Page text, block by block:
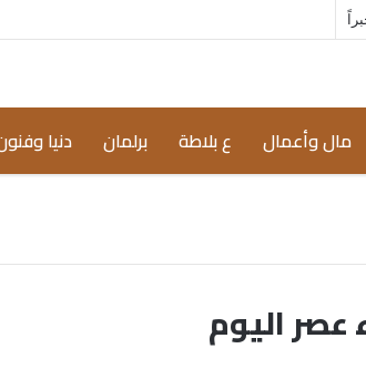
مال وأعمال ع بلاطة برلمان دنيا
عصر اليوم